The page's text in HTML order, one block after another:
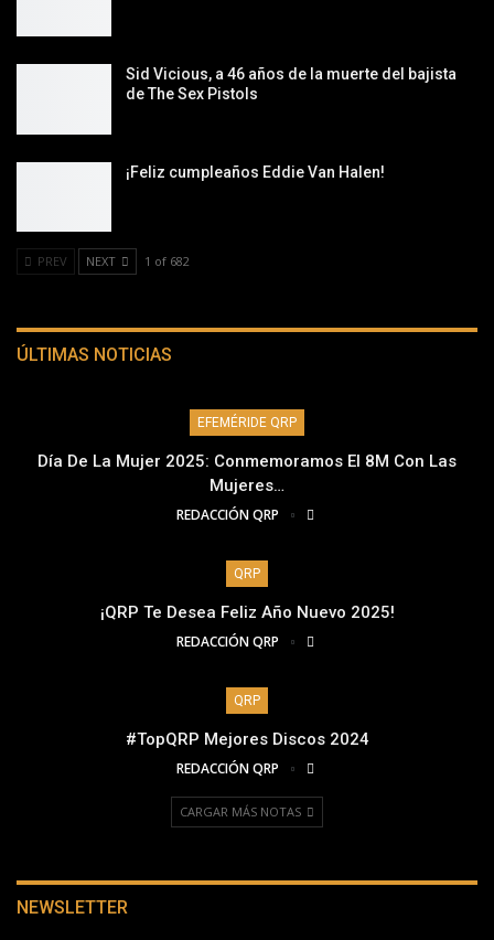
Sid Vicious, a 46 años de la muerte del bajista
de The Sex Pistols
¡Feliz cumpleaños Eddie Van Halen!
PREV NEXT 1 of 682
ÚLTIMAS NOTICIAS
EFEMÉRIDE QRP
Día De La Mujer 2025: Conmemoramos El 8M Con Las
Mujeres…
REDACCIÓN QRP
QRP
¡QRP Te Desea Feliz Año Nuevo 2025!
REDACCIÓN QRP
QRP
#TopQRP Mejores Discos 2024
REDACCIÓN QRP
CARGAR MÁS NOTAS
NEWSLETTER